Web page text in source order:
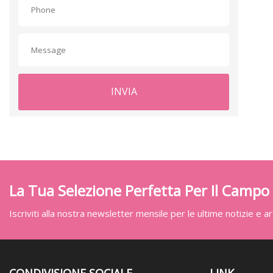
INVIA
La Tua Selezione Perfetta Per Il
Iscriviti alla nostra newsletter mensile per le ultime notizie e